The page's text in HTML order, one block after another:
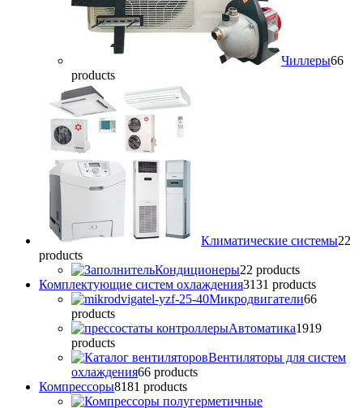
Чиллеры66
products
Климатические системы22
products
Кондиционеры22 products
Комплектующие систем охлаждения3131 products
Микродвигатели66
products
Автоматика1919
products
Вентиляторы для систем
охлаждения66 products
Компрессоры8181 products